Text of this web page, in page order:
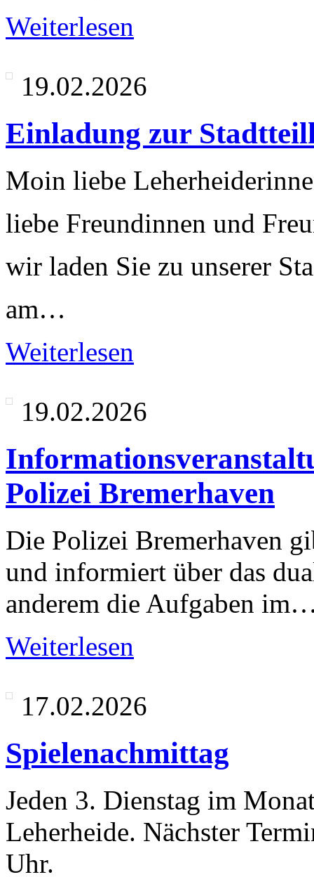
Weiterlesen
19.02.2026
Einladung zur
Moin liebe
liebe Freundinnen und
wir laden Sie zu unserer
am…
Weiterlesen
19.02.2026
Polizei Bremerhaven
Die Polizei Bremerhaven
und informiert über das
anderem die Aufgaben
Weiterlesen
17.02.2026
Spielenachmittag
Jeden 3. Dienstag im
Leherheide. Nächster
Uhr.